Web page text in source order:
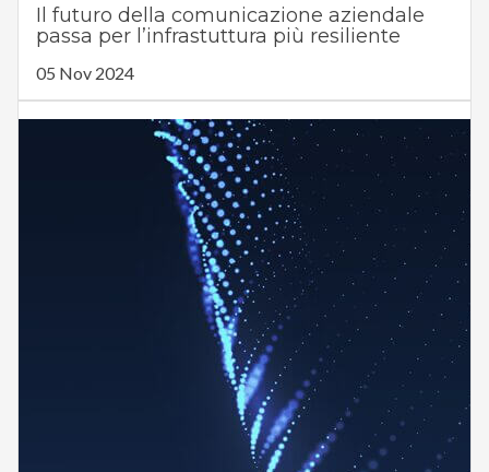
Il futuro della comunicazione aziendale
passa per l’infrastuttura più resiliente
05 Nov 2024